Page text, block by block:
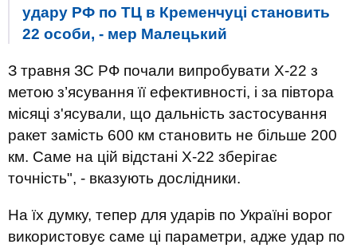
удару РФ по ТЦ в Кременчуці становить
22 особи, - мер Малецький
З травня ЗС РФ почали випробувати Х-22 з
метою з’ясування її ефективності, і за півтора
місяці з'ясували, що дальність застосування
ракет замість 600 км становить не більше 200
км. Саме на цій відстані Х-22 зберігає
точність", - вказують дослідники.
На їх думку, тепер для ударів по Україні ворог
використовує саме ці параметри, адже удар по